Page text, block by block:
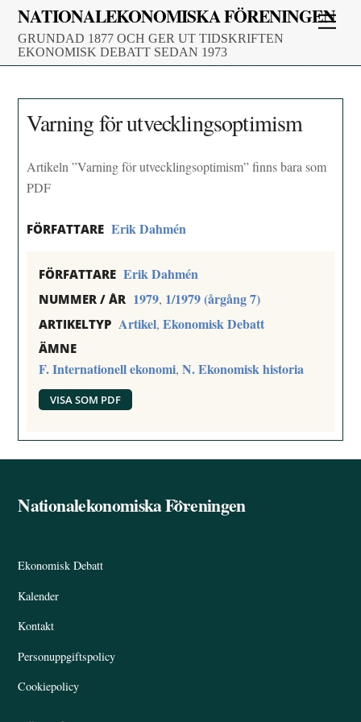
Skip
content
NATIONALEKONOMISKA FÖRENINGEN
GRUNDAD 1877 OCH GER UT TIDSKRIFTEN
EKONOMISK DEBATT SEDAN 1973
Varning för utvecklingsoptimism
Artikeln ”Varning för utvecklingsoptimism” finns bara som
PDF
FÖRFATTARE Erik Dahmén
FÖRFATTARE Erik Dahmén
NUMMER / ÅR 1979, 1/1979 (årgång 7)
ARTIKELTYP Artikel,Ekonomisk Debatt
ÄMNE
F. Internationell ekonomi,N. Ekonomisk historia
VISA SOM PDF
Back
Nationalekonomiska Föreningen
Ekonomisk Debatt
Kalender
Kontakt
Personuppgiftspolicy
Cookiepolicy